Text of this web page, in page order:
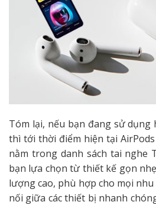
Tóm lại, nếu bạn đang sử dụng
thì tới thời điểm hiện tại
nằm trong danh sách tai nghe
bạn lựa chọn từ thiết kế gọn
lượng cao, phù hợp cho mọi
nối giữa các thiết bị nhanh